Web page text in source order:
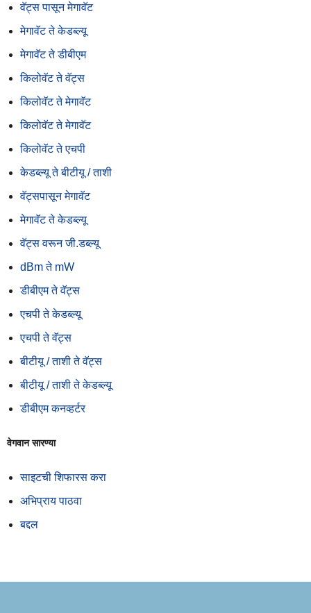
वॅट्स पासून मेगावॅट
मेगावॅट ते केडब्ल्यू
मेगावॅट ते डीबीएम
किलोवॅट ते वॅट्स
किलोवॅट ते मेगावॅट
किलोवॅट ते मेगावॅट
किलोवॅट ते एचपी
केडब्ल्यू ते बीटीयू / ताशी
वॅट्सपासून मेगावॅट
मेगावॅट ते केडब्ल्यू
वॅट्स वरून जी.डब्ल्यू
dBm ते mW
डीबीएम ते वॅट्स
एचपी ते केडब्ल्यू
एचपी ते वॅट्स
बीटीयू / ताशी ते वॅट्स
बीटीयू / ताशी ते केडब्ल्यू
डीबीएम कनव्हर्टर
वेगवान सारण्या
साइटची शिफारस करा
अभिप्राय पाठवा
बद्दल